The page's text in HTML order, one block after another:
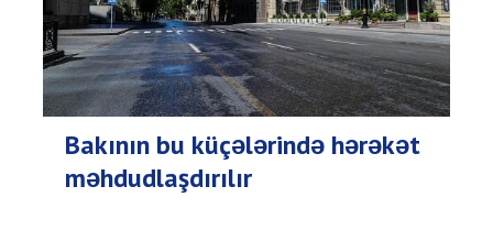
Bakının bu küçələrində hərəkət
məhdudlaşdırılır